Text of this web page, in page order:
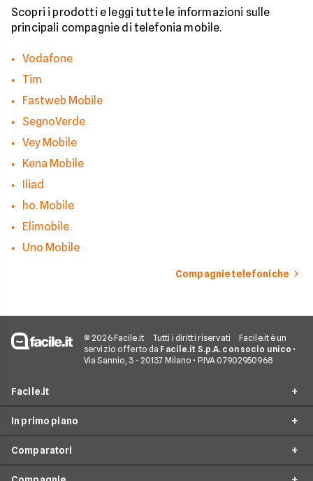
Scopri i prodotti e leggi tutte le informazioni sulle
principali compagnie di telefonia mobile.
Vodafone
Tim
Fastweb Mobile
SegnoVerde
Vey Mobile
Kena Mobile
Iliad
ho. Mobile
Elimobile
Uno Mobile
Compagnie telefoniche
© 2026 Facile.it Tutti i diritti riservati
Facile.it è un
servizio offerto da Facile.it S.p.A. con socio unico •
Via Sannio, 3 - 20137 Milano • P.IVA 07902950968
Facile.it
Assicurazioni
Prestiti
In primo piano
Offerte Telefonia mobile
Comparatori